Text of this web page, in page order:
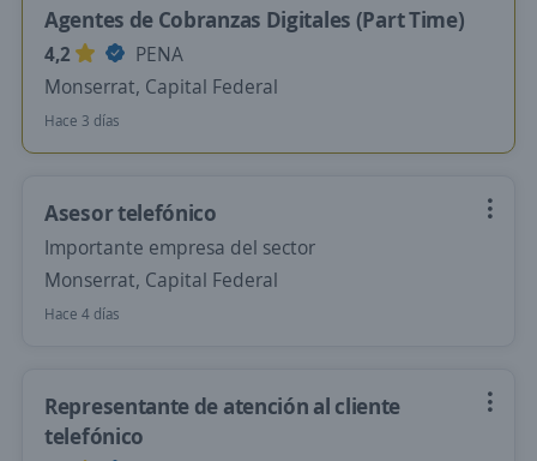
Agentes de Cobranzas Digitales (Part Time)
4,2
PENA
Monserrat, Capital Federal
Hace 3 días
Asesor telefónico
Importante empresa del sector
Monserrat, Capital Federal
Hace 4 días
Representante de atención al cliente
telefónico